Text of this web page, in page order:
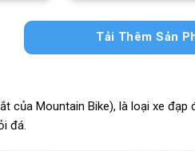
Tải Thêm Sản
của Mountain Bike), là loại xe
đá.